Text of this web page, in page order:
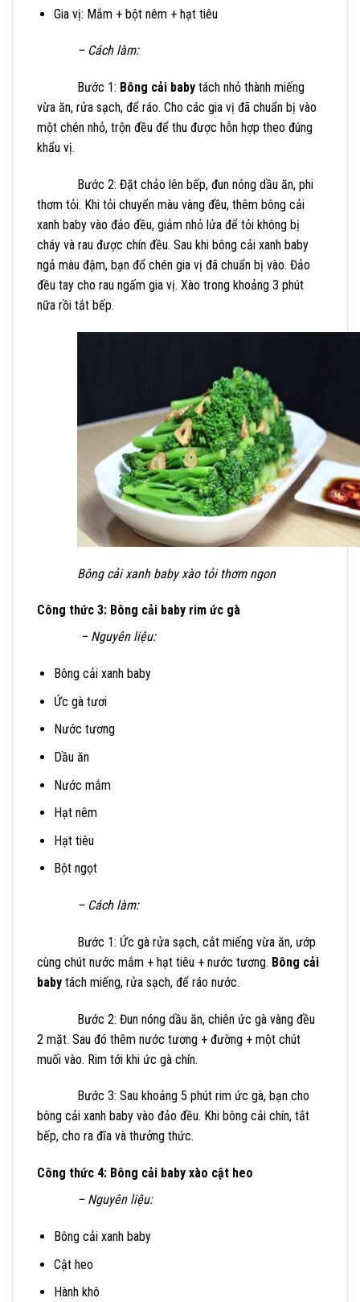
Gia vị: Mắm + bột nêm + hạt tiêu
– Cách làm:
Bước 1: Bông cải baby tách nhỏ thành miếng
vừa ăn, rửa sạch, để ráo. Cho các gia vị đã chuẩn bị vào
một chén nhỏ, trộn đều để thu được hỗn hợp theo đúng
khẩu vị.
Bước 2: Đặt chảo lên bếp, đun nóng dầu ăn, phi
thơm tỏi. Khi tỏi chuyển màu vàng đều, thêm bông cải
xanh baby vào đảo đều, giảm nhỏ lửa để tỏi không bị
cháy và rau được chín đều. Sau khi bông cải xanh baby
ngả màu đậm, bạn đổ chén gia vị đã chuẩn bị vào. Đảo
đều tay cho rau ngấm gia vị. Xào trong khoảng 3 phút
nữa rồi tắt bếp.
Bông cải xanh baby xào tỏi thơm ngon
Công thức 3: Bông cải baby rim ức gà
– Nguyên liệu:
Bông cải xanh baby
Ức gà tươi
Nước tương
Dầu ăn
Nước mắm
Hạt nêm
Hạt tiêu
Bột ngọt
– Cách làm:
Bước 1: Ức gà rửa sạch, cắt miếng vừa ăn, ướp
cùng chút nước mắm + hạt tiêu + nước tương. Bông cải
baby tách miếng, rửa sạch, để ráo nước.
Bước 2: Đun nóng dầu ăn, chiên ức gà vàng đều
2 mặt. Sau đó thêm nước tương + đường + một chút
muối vào. Rim tới khi ức gà chín.
Bước 3: Sau khoảng 5 phút rim ức gà, bạn cho
bông cải xanh baby vào đảo đều. Khi bông cải chín, tắt
bếp, cho ra đĩa và thưởng thức.
Công thức 4: Bông cải baby xào cật heo
– Nguyên liệu:
Bông cải xanh baby
Cật heo
Hành khô